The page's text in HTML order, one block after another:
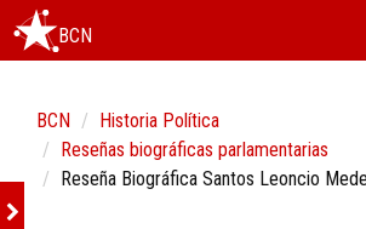
BCN
BCN
Historia Política
Reseñas biográficas parlamentarias
Reseña Biográfica Santos Leoncio